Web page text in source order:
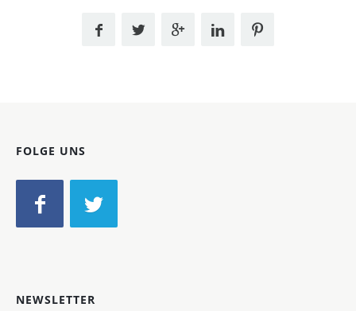
FOLGE UNS
NEWSLETTER